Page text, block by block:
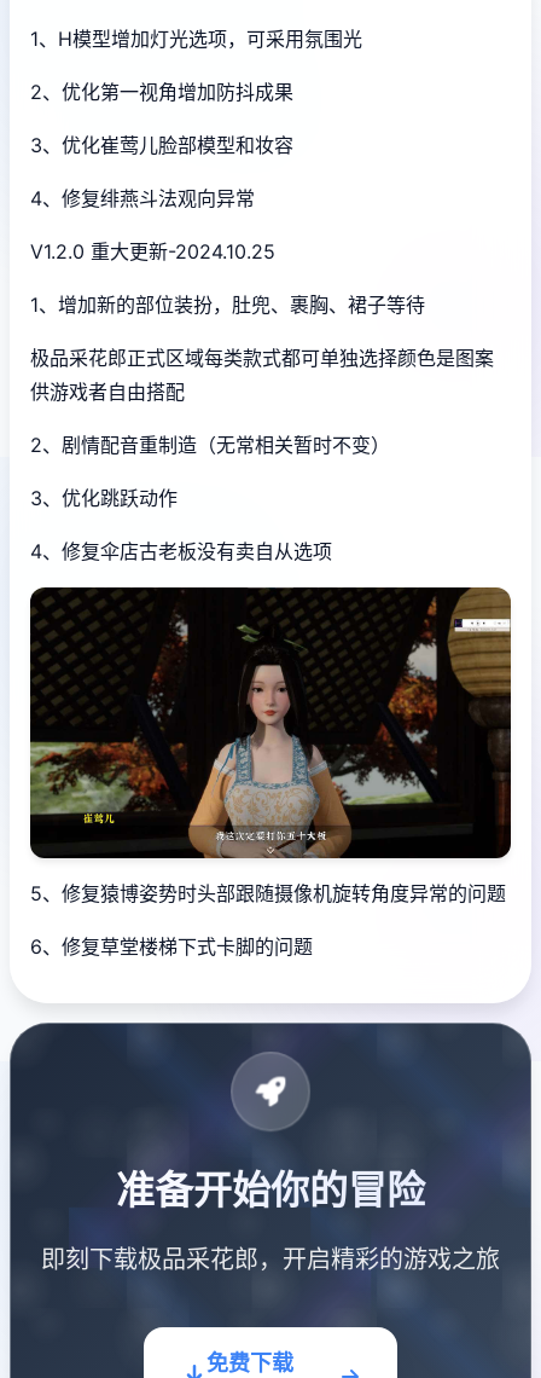
1、H模型增加灯光选项，可采用氛围光
2、优化第一视角增加防抖成果
3、优化崔莺儿脸部模型和妆容
4、修复绯燕斗法观向异常
V1.2.0 重大更新-2024.10.25
1、增加新的部位装扮，肚兜、裹胸、裙子等待
极品采花郎正式区域每类款式都可单独选择颜色是图案
供游戏者自由搭配
2、剧情配音重制造（无常相关暂时不变）
3、优化跳跃动作
4、修复伞店古老板没有卖自从选项
5、修复猿博姿势时头部跟随摄像机旋转角度异常的问题
6、修复草堂楼梯下式卡脚的问题
准备开始你的冒险
即刻下载极品采花郎，开启精彩的游戏之旅
免费下载